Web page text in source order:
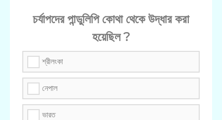
চর্যাপদের পান্ডুলিপি কোথা থেকে উদ্ধার করা
হয়েছিল ?
শ্রীলংকা
নেপাল
ভারত